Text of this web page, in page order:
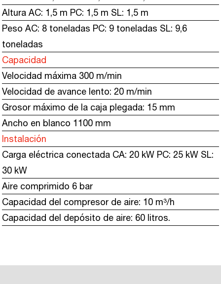
Altura AC: 1,5 m PC: 1,5 m SL: 1,5 m
Peso AC: 8 toneladas PC: 9 toneladas SL: 9,6
toneladas
Capacidad
Velocidad máxima 300 m/min
Velocidad de avance lento: 20 m/min
Grosor máximo de la caja plegada: 15 mm
Ancho en blanco 1100 mm
Instalación
Carga eléctrica conectada CA: 20 kW PC: 25 kW SL:
30 kW
Aire comprimido 6 bar
Capacidad del compresor de aire: 10 m³/h
Capacidad del depósito de aire: 60 litros.